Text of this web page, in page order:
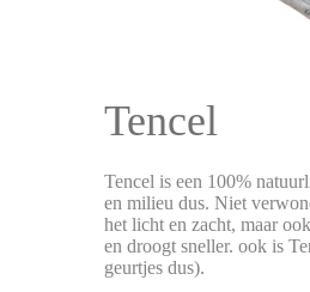
Tencel
Tencel is een 100%
en milieu dus. Niet
het licht en zacht, maar
en droogt sneller. ook is
geurtjes dus).